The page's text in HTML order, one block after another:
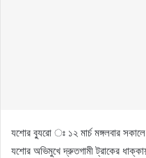
যশোর ব্যুরো ঃ ১২ মার্চ মঙ্গলবার
যশোর অভিমুখে দ্রুতগামী ট্রাকের